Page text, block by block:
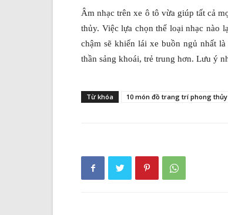
Âm nhạc trên xe ô tô vừa giúp tất cả
thủy. Việc lựa chọn thể loại nhạc nào
chậm sẽ khiến lái xe buồn ngủ nhất
thần sảng khoái, trẻ trung hơn. Lưu ý
Từ khóa 10 món đồ trang trí phong